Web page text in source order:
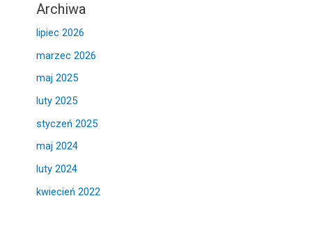
Archiwa
lipiec 2026
marzec 2026
maj 2025
luty 2025
styczeń 2025
maj 2024
luty 2024
kwiecień 2022